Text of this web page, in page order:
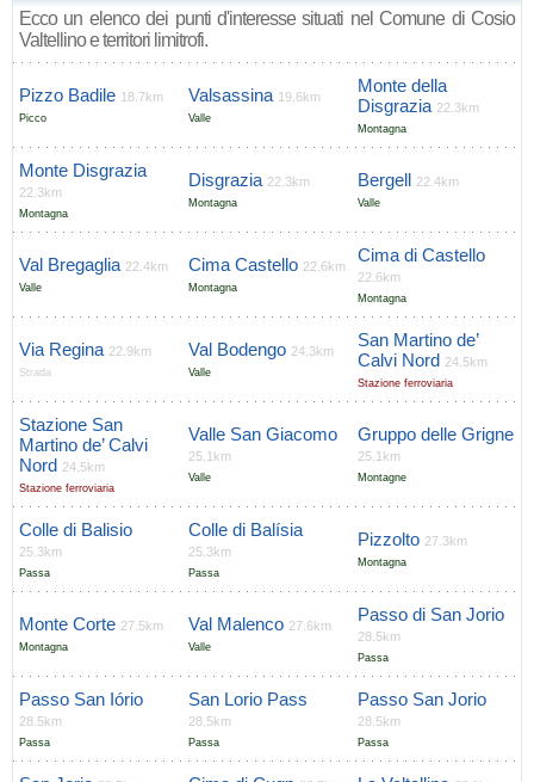
Ecco un elenco dei punti d'interesse situati nel Comune di Cosio
Valtellino e territori limitrofi.
Pizzo Badile 18.7km
Picco
Valsassina 19.6km
Valle
Monte della
Disgrazia 22.3km
Montagna
Monte Disgrazia
22.3km
Montagna
Disgrazia 22.3km
Montagna
Bergell 22.4km
Valle
Val Bregaglia 22.4km
Valle
Cima Castello 22.6km
Montagna
Cima di Castello
22.6km
Montagna
Via Regina 22.9km
Strada
Val Bodengo 24.3km
Valle
San Martino de’
Calvi Nord 24.5km
Stazione ferroviaria
Stazione San
Martino de’ Calvi
Nord 24.5km
Stazione ferroviaria
Valle San Giacomo
25.1km
Valle
Gruppo delle Grigne
25.1km
Montagne
Colle di Balisio
25.3km
Passa
Colle di Balísia
25.3km
Passa
Pizzolto 27.3km
Montagna
Monte Corte 27.5km
Montagna
Val Malenco 27.6km
Valle
Passo di San Jorio
28.5km
Passa
Passo San Iório
28.5km
Passa
San Lorio Pass
28.5km
Passa
Passo San Jorio
28.5km
Passa